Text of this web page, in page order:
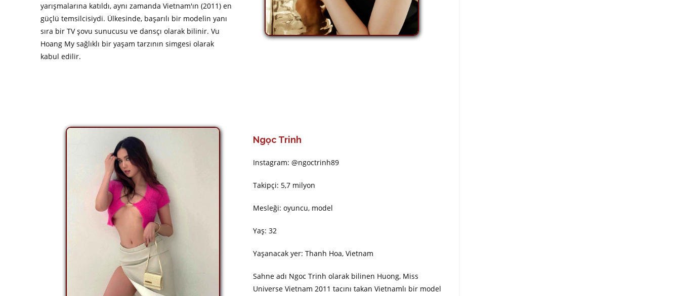
yarışmalarına katıldı, aynı zamanda Vietnam'ın (2011) en
güçlü temsilcisiydi. Ülkesinde, başarılı bir modelin yanı
sıra bir TV şovu sunucusu ve dansçı olarak bilinir. Vu
Hoang My sağlıklı bir yaşam tarzının simgesi olarak
kabul edilir.
Ngọc Trinh
Instagram: @ngoctrinh89
Takipçi: 5,7 milyon
Mesleği: oyuncu, model
Yaş: 32
Yaşanacak yer: Thanh Hoa, Vietnam
Sahne adı Ngoc Trinh olarak bilinen Huong, Miss
Universe Vietnam 2011 tacını takan Vietnamlı bir model